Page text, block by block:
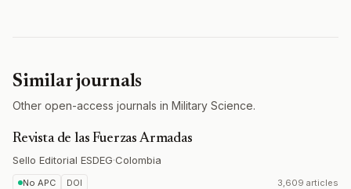
Similar journals
Other open-access journals in Military Science.
Revista de las Fuerzas Armadas
Sello Editorial ESDEG·Colombia
No APC DOI 3,609 articles